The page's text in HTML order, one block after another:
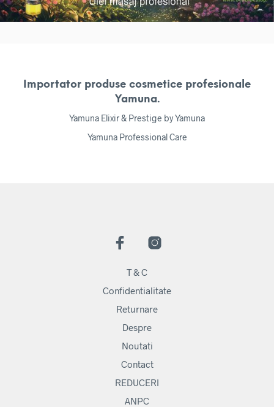
Importator produse cosmetice profesionale
Yamuna.
Yamuna Elixir & Prestige by Yamuna
Yamuna Professional Care
T & C
Confidentialitate
Returnare
Despre
Noutati
Contact
REDUCERI
ANPC